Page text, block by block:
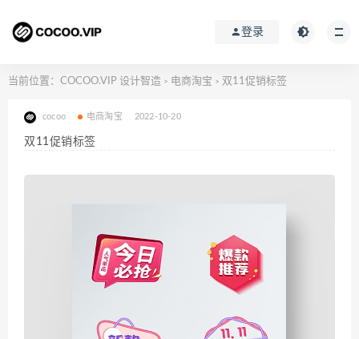
登录
当前位置： COCOO.VIP 设计智造 > 电商淘宝 > 双11促销标签
cocoo 电商淘宝 2022-10-20
双11促销标签